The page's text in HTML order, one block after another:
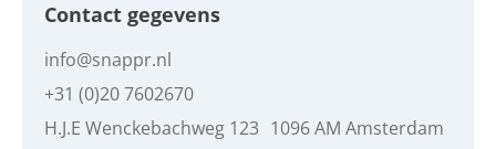
Contact gegevens
info@snappr.nl
+31 (0)20 7602670
H.J.E Wenckebachweg 123 1096 AM Amsterdam